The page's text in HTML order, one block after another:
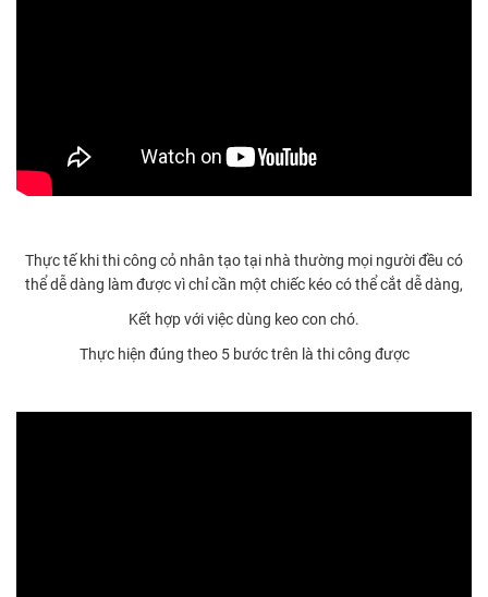
Thực tế khi thi công cỏ nhân tạo tại nhà thường mọi người đều có
thể dễ dàng làm được vì chỉ cần một chiếc kéo có thể cắt dễ dàng,
Kết hợp với việc dùng keo con chó.
Thực hiện đúng theo 5 bước trên là thi công được